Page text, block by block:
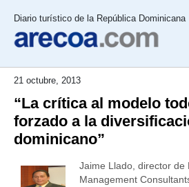
Diario turístico de la República Dominicana
21 octubre, 2013
“La crítica al modelo
forzado a la
dominicano”
Jaime Llado, director de
Management